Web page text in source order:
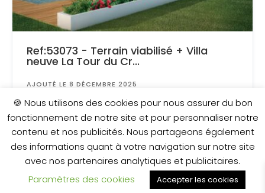
Ref:53073 - Terrain viabilisé + Villa
neuve La Tour du Cr...
AJOUTÉ LE 8 DÉCEMBRE 2025
Surface: 450 m²
198 000 €
🍪 Nous utilisons des cookies pour nous assurer du bon
fonctionnement de notre site et pour personnaliser notre
contenu et nos publicités. Nous partageons également
des informations quant à votre navigation sur notre site
avec nos partenaires analytiques et publicitaires.
Paramètres des cookies
Accepter les cookies